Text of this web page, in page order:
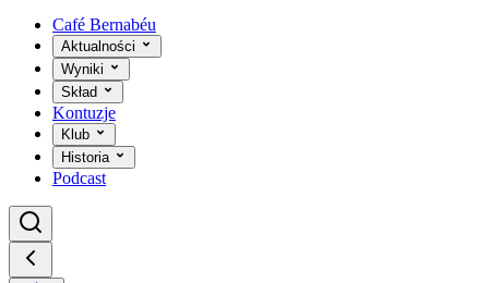
Café Bernabéu
Aktualności
Wyniki
Skład
Kontuzje
Klub
Historia
Podcast